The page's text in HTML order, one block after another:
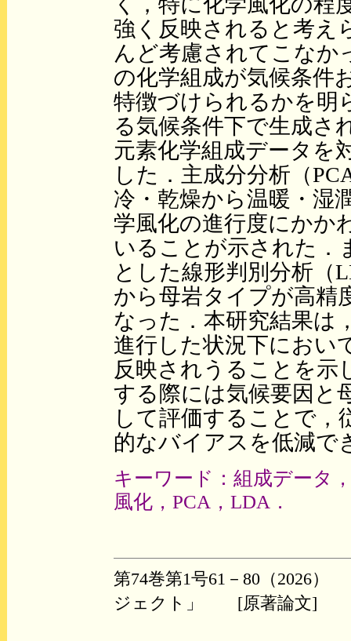
強く反映されると考え
んど考慮されてこなか
の化学組成が気候条件
特徴づけられるかを明
る気候条件下で生成さ
元素化学組成データを
した．主成分分析（
冷・乾燥から温暖・湿
学風化の進行度にかか
いることが示された．
とした線形判別分析（
から母岩タイプが高精
なった．本研究結果は
進行した状況下におい
反映されうることを示
する際には気候要因と
して評価することで，
的なバイアスを低減で
キーワード：組成データ
風化，PCA，LDA．
第74巻第1号61－80（2026
ジェクト」 [原著論文]